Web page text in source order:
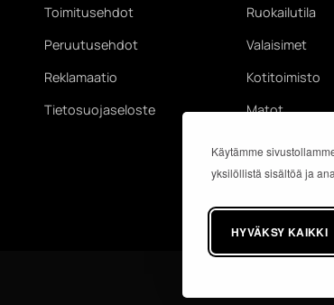
Käytämme
yksilöllistä sisältöä ja
HYVÄKSY KAIKKI
Toimitusehdot
Peruutusehdot
Reklamaatio
Tietosuojaseloste
Ruokailutila
Valaisimet
Kotitoimisto
Matot